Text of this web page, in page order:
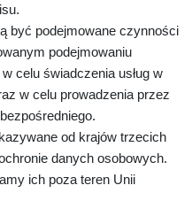
być podejmowane czynności
podejmowaniu
celu świadczenia usług w
w celu prowadzenia przez
od krajów trzecich
danych osobowych.
ich poza teren Unii